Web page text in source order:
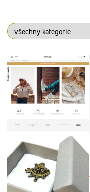
www.benuto.cz
Kovový odznak s
logem klienta